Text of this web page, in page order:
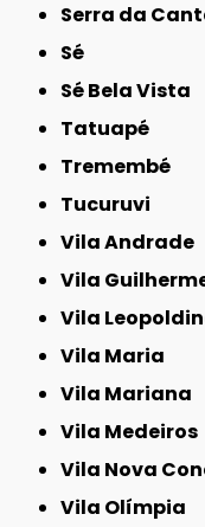
Serra da
Sé
Sé Bela Vista
Tatuapé
Tremembé
Tucuruvi
Vila Andrade
Vila
Vila
Vila Maria
Vila Mariana
Vila Medeiros
Vila Nova
Vila Olímpia